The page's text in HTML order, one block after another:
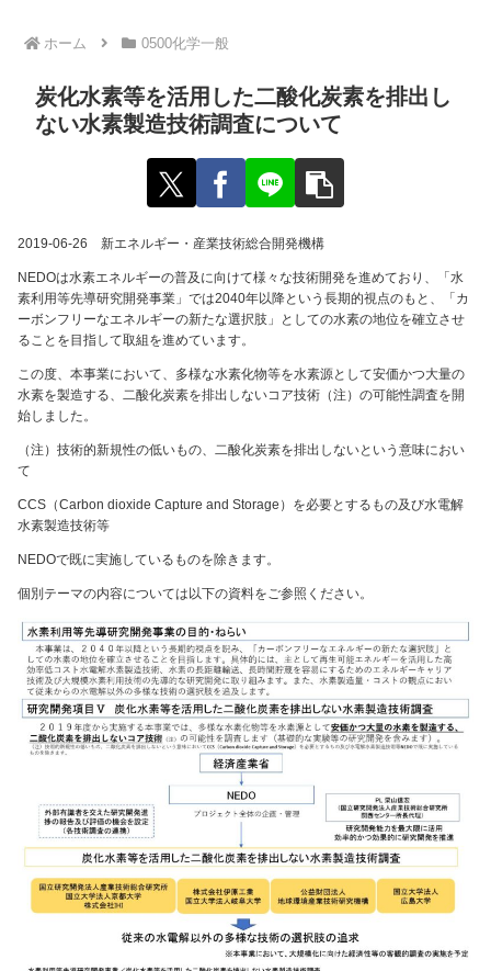
ホーム 0500化学一般
炭化水素等を活用した二酸化炭素を排出し
ない水素製造技術調査について
2019-06-26 新エネルギー・産業技術総合開発機構
NEDOは水素エネルギーの普及に向けて様々な技術開発を進めており、「水
素利用等先導研究開発事業」では2040年以降という長期的視点のもと、「カ
ーボンフリーなエネルギーの新たな選択肢」としての水素の地位を確立させ
ることを目指して取組を進めています。
この度、本事業において、多様な水素化物等を水素源として安価かつ大量の
水素を製造する、二酸化炭素を排出しないコア技術（注）の可能性調査を開
始しました。
（注）技術的新規性の低いもの、二酸化炭素を排出しないという意味におい
て
CCS（Carbon dioxide Capture and Storage）を必要とするもの及び水電解
水素製造技術等
NEDOで既に実施しているものを除きます。
個別テーマの内容については以下の資料をご参照ください。